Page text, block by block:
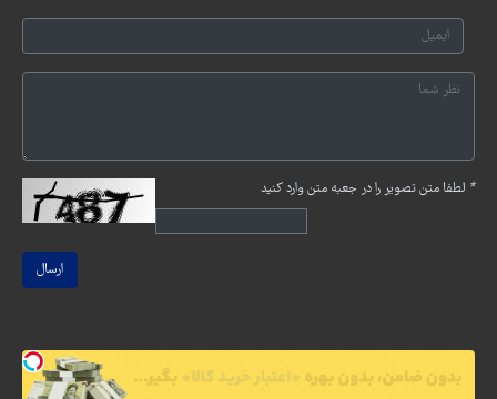
* لطفا متن تصویر را در جعبه متن وارد کنید
ارسال